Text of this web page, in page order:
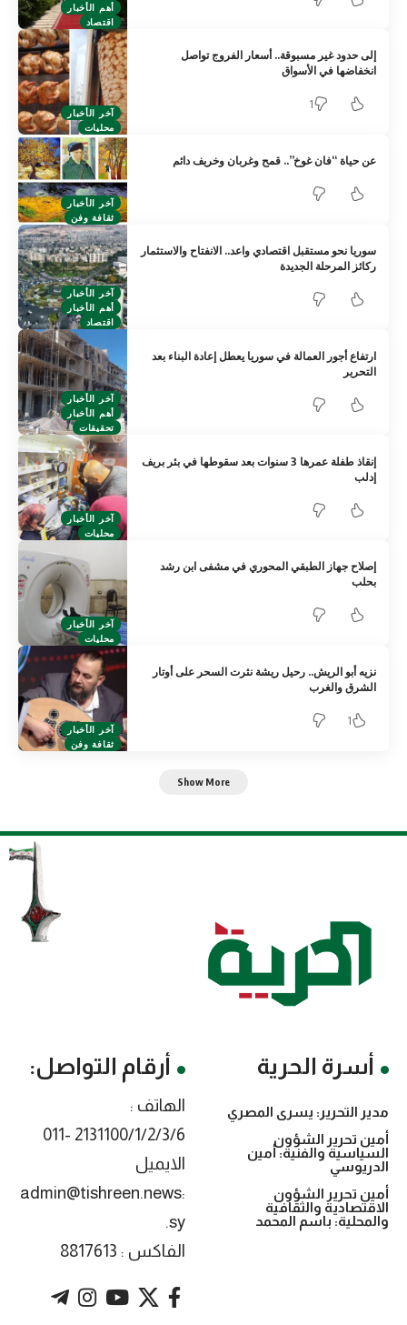
أهم الأخبار
اقتصاد
آخر الأخبار
محليات
إلى حدود غير مسبوقة.. أسعار الفروج تواصل
انخفاضها في الأسواق
1
آخر الأخبار
ثقافة وفن
عن حياة “فان غوخ”.. قمح وغربان وخريف دائم
آخر الأخبار
أهم الأخبار
اقتصاد
سوريا نحو مستقبل اقتصادي واعد.. الانفتاح والاستثمار
ركائز المرحلة الجديدة
آخر الأخبار
أهم الأخبار
تحقيقات
ارتفاع أجور العمالة في سوريا يعطل إعادة البناء بعد
التحرير
آخر الأخبار
محليات
إنقاذ طفلة عمرها 3 سنوات بعد سقوطها في بئر بريف
إدلب
آخر الأخبار
محليات
إصلاح جهاز الطبقي المحوري في مشفى ابن رشد
بحلب
آخر الأخبار
ثقافة وفن
نزيه أبو الريش.. رحيل ريشة نثرت السحر على أوتار
الشرق والغرب
1
Show More
أسرة الحرية
مدير التحرير: يسرى المصري
أمين تحرير الشؤون
السياسية والفنية: أمين
الدريوسي
أمين تحرير الشؤون
الاقتصادية والثقافية
والمحلية: باسم المحمد
أرقام التواصل:
الهاتف :
2131100/1/2/3/6 -011
الايميل
:admin@tishreen.news
.sy
الفاكس : 8817613